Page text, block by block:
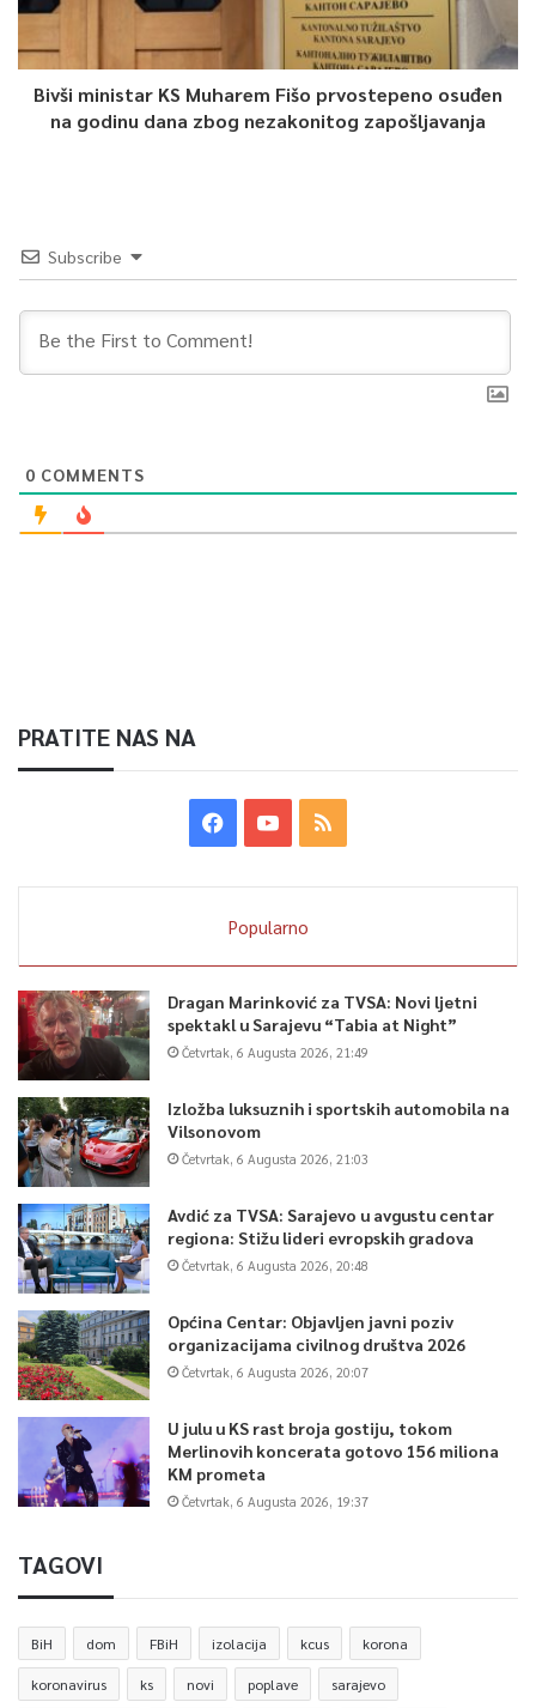
Bivši ministar KS Muharem Fišo prvostepeno osuđen
na godinu dana zbog nezakonitog zapošljavanja
Subscribe
0 COMMENTS
PRATITE NAS NA
Popularno
Dragan Marinković za TVSA: Novi ljetni
spektakl u Sarajevu “Tabia at Night”
Četvrtak, 6 Augusta 2026, 21:49
Izložba luksuznih i sportskih automobila na
Vilsonovom
Četvrtak, 6 Augusta 2026, 21:03
Avdić za TVSA: Sarajevo u avgustu centar
regiona: Stižu lideri evropskih gradova
Četvrtak, 6 Augusta 2026, 20:48
Općina Centar: Objavljen javni poziv
organizacijama civilnog društva 2026
Četvrtak, 6 Augusta 2026, 20:07
U julu u KS rast broja gostiju, tokom
Merlinovih koncerata gotovo 156 miliona
KM prometa
Četvrtak, 6 Augusta 2026, 19:37
TAGOVI
BiH dom FBiH izolacija kcus korona
koronavirus ks novi poplave sarajevo